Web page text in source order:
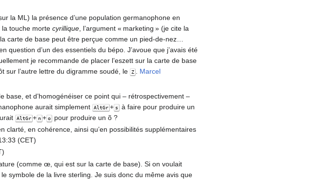
la ML) la présence d’une population germanophone en
la touche morte cyrillique, l’argument « marketing » (je cite la
carte de base peut être perçue comme un pied-de-nez…
d’un des essentiels du bépo. J’avoue que j’avais été
je recommande de placer l’eszett sur la carte de base
sur l’autre lettre du digramme soudé, le Z . Marcel
et d’homogénéiser ce point qui – rétrospectivement –
aurait simplement AltGr + s
à faire pour produire un
AltGr + n + o
pour produire un õ ?
en cohérence, ainsi qu’en possibilités supplémentaires
(CET)
(comme œ, qui est sur la carte de base). Si on voulait
symbole de la livre sterling. Je suis donc du même avis que